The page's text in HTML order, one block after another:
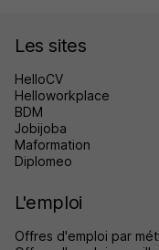
Les sites
HelloCV
Helloworkplace
BDM
Jobijoba
Maformation
Diplomeo
L'emploi
Offres d'emploi par